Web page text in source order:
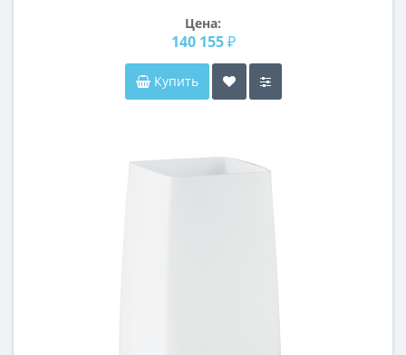
Цена:
140 155 ₽
Купить